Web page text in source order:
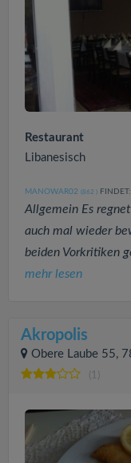
Restaurant
Libanesisch
MANOWAR02 (862 ) FINDET:
Allgemein Es
auch mal wieder
beiden Vorkritiken
mehr lesen
Akropolis
Obere Laube 55,
(1)